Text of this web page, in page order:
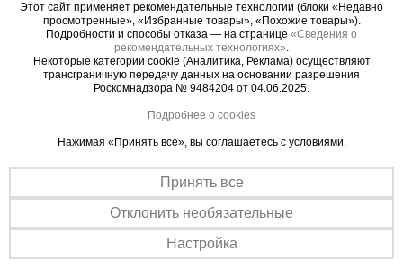
люк для безопасного и удобного перемещения
для проведения работ. Также настилы можно
размещать на разных уровнях вышки для
одновременных работ, соблюдая технику
безопасности. Помните, вышка выдерживает
общий вес до 250 кг.
рекомендуем использовать комплект
стабилизаторовдля обеспечения лучшей
устойчивости и безопасности проводимых на
Обращаем ваше внимание, что в процессе
Этот сайт применяет рекомендательные технологии (блоки «Недавно
просмотренные», «Избранные товары», «Похожие товары»).
Подробности и способы отказа — на странице «Сведения о
рекомендательных технологиях»
Некоторые категории cookie (Аналитика, Реклама) осуществляют
трансграничную передачу данных на основании разрешения
Роскомнадзора № 9484204 от 04.06.2025.
Подробнее о cookies
Нажимая «Принять все», вы соглашаетесь с условиями.
Принять все
Отклонить необязательные
Настройка